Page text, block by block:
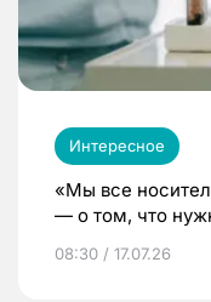
Интересное
«Мы все
— о том, что
08:30 / 17.07.26